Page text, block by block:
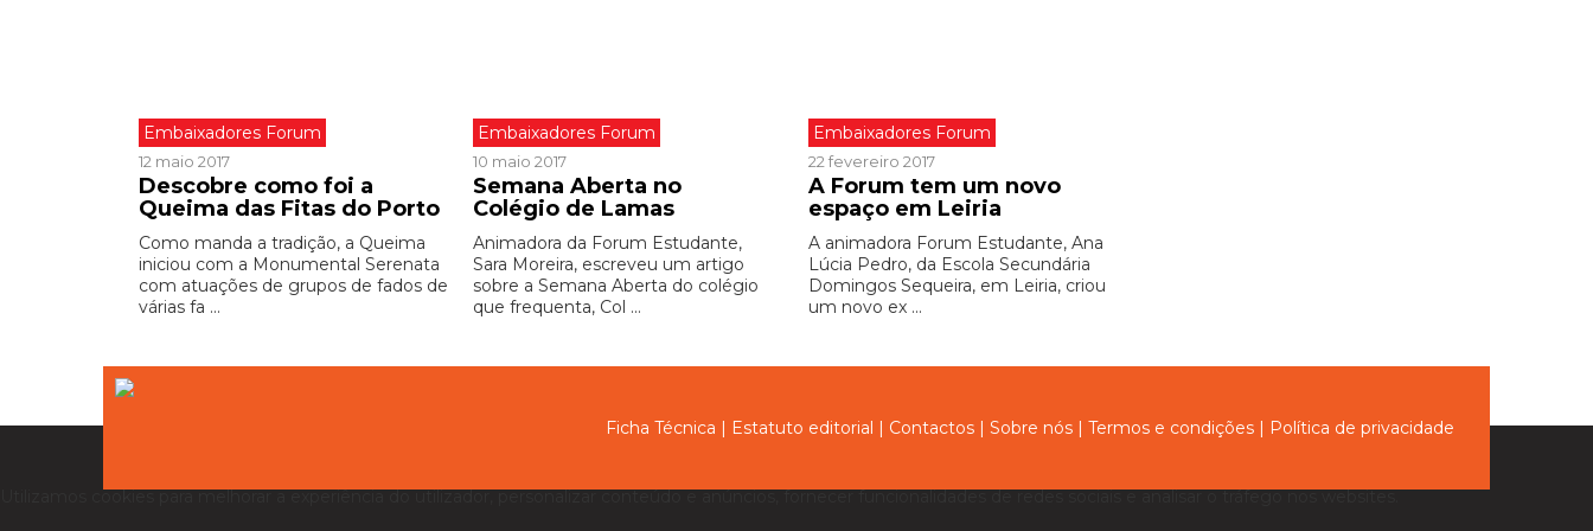
Embaixadores Forum
12 maio 2017
Descobre como foi a
Queima das Fitas do Porto
Como manda a tradição, a Queima
iniciou com a Monumental Serenata
com atuações de grupos de fados de
várias fa ...
Embaixadores Forum
10 maio 2017
Semana Aberta no
Colégio de Lamas
Animadora da Forum Estudante,
Sara Moreira, escreveu um artigo
sobre a Semana Aberta do colégio
que frequenta, Col ...
Embaixadores Forum
22 fevereiro 2017
A Forum tem um novo
espaço em Leiria
A animadora Forum Estudante, Ana
Lúcia Pedro, da Escola Secundária
Domingos Sequeira, em Leiria, criou
um novo ex ...
Ficha Técnica | Estatuto editorial | Contactos | Sobre nós | Termos e condições | Política de privacidade
Utilizamos cookies para melhorar a experiência do utilizador, personalizar conteúdo e anúncios, fornecer funcionalidades de redes sociais e analisar o tráfego nos websites.